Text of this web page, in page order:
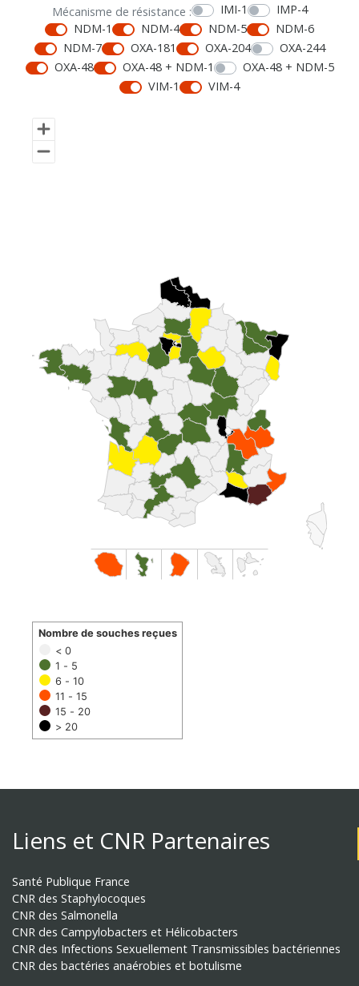
Mécanisme de résistance : IMI-1
IMP-4
NDM-1
NDM-4 NDM-5
NDM-6
NDM-7
OXA-181 OXA-204
OXA-244
OXA-48
OXA-48 + NDM-1
OXA-48 + NDM-5
VIM-1
VIM-4
< 0
1 - 5
6 - 10
11 - 15
15 - 20
> 20
Nombre de souches reçues
Liens et CNR Partenaires
Santé Publique France
CNR des Staphylocoques
CNR des Salmonella
CNR des Campylobacters et Hélicobacters
CNR des Infections Sexuellement Transmissibles bactériennes
CNR des bactéries anaérobies et botulisme